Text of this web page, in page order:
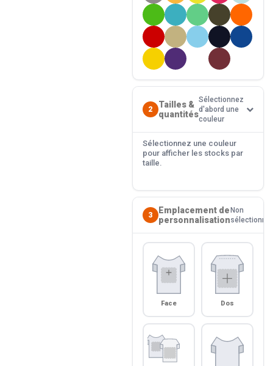
2
Tailles &
quantités
Sélectionnez
d'abord une
couleur
Sélectionnez une couleur
pour afficher les stocks par
taille.
3
Emplacement de
personnalisation
Non
sélectionné
Face Dos